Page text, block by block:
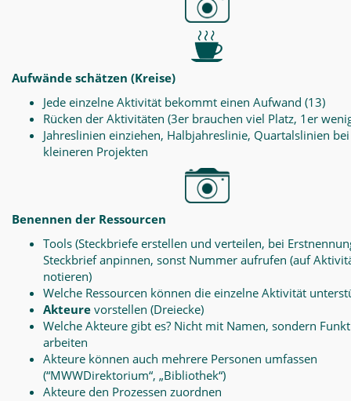
Aufwände schätzen (Kreise)
Jede einzelne Aktivität bekommt einen Aufwand (13)
Rücken der Aktivitäten (3er brauchen viel Platz, 1er
Jahreslinien einziehen, Halbjahreslinie, Quartalslinien bei
kleineren Projekten
Benennen der Ressourcen
Tools (Steckbriefe erstellen und verteilen, bei
Steckbrief anpinnen, sonst Nummer aufrufen (auf
notieren)
Welche Ressourcen können die einzelne Aktivität
Akteure vorstellen (Dreiecke)
Welche Akteure gibt es? Nicht mit Namen, sondern
arbeiten
Akteure können auch mehrere Personen umfassen
(“MWWDirektorium“, „Bibliothek“)
Akteure den Prozessen zuordnen